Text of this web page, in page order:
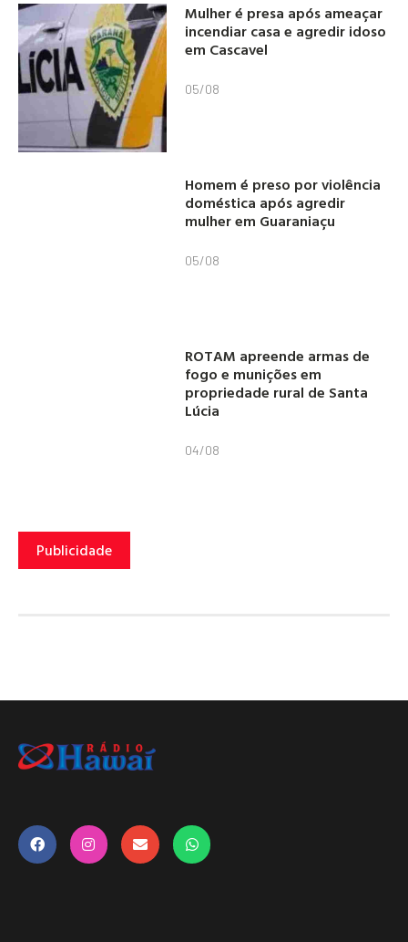
Mulher é presa após ameaçar
incendiar casa e agredir idoso
em Cascavel
05/08
Homem é preso por violência
doméstica após agredir
mulher em Guaraniaçu
05/08
ROTAM apreende armas de
fogo e munições em
propriedade rural de Santa
Lúcia
04/08
Publicidade